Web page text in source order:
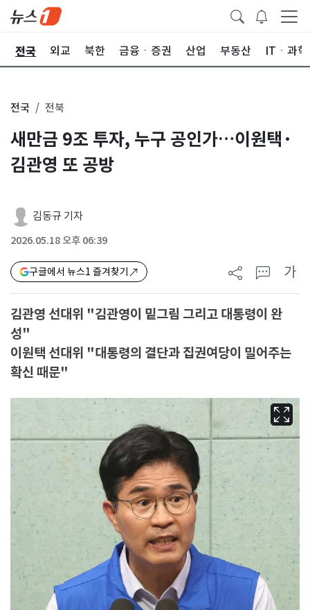
전국 외교 북한 금융ㆍ증권 산업 부동산 ITㆍ과학
전국 전북
새만금 9조 투자, 누구 공인가…이원택·
김관영 또 공방
김동규 기자
2026.05.18 오후 06:39
구글에서 뉴스1 즐겨찾기 가
김관영 선대위 "김관영이 밑그림 그리고 대통령이 완
성"
이원택 선대위 "대통령의 결단과 집권여당이 밀어주는
확신 때문"